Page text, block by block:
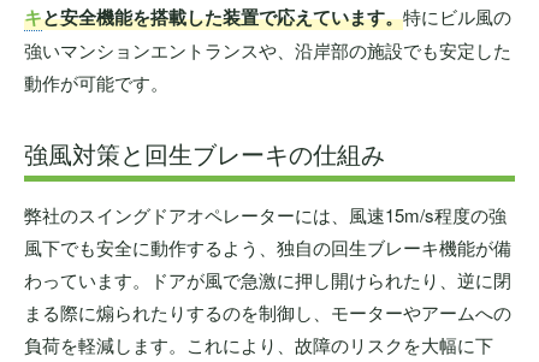
キと安全機能を搭載した装置で応えています。特にビル風の
強いマンションエントランスや、沿岸部の施設でも安定した
動作が可能です。
強風対策と回生ブレーキの仕組み
弊社のスイングドアオペレーターには、風速15m/s程度の強
風下でも安全に動作するよう、独自の回生ブレーキ機能が備
わっています。ドアが風で急激に押し開けられたり、逆に閉
まる際に煽られたりするのを制御し、モーターやアームへの
負荷を軽減します。これにより、故障のリスクを大幅に下